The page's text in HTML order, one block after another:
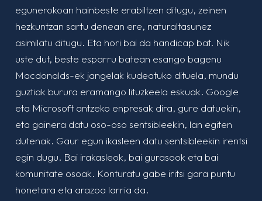
egunerokoan hainbeste erabiltzen ditugu, zeinen
hezkuntzan sartu denean ere, naturaltasunez
asimilatu ditugu. Eta hori bai da handicap bat. Nik
uste dut, beste esparru batean esango bagenu
Macdonalds-ek jangelak kudeatuko dituela, mundu
guztiak burura eramango lituzkeela eskuak. Google
eta Microsoft antzeko enpresak dira, gure datuekin,
eta gainera datu oso-oso sentsibleekin, lan egiten
dutenak. Gaur egun ikasleen datu sentsibleekin irentsi
egin dugu. Bai irakasleok, bai gurasook eta bai
komunitate osoak. Konturatu gabe iritsi gara puntu
honetara eta arazoa larria da.